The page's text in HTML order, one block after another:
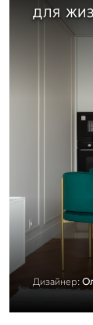
ДЛЯ
Дизайнер: